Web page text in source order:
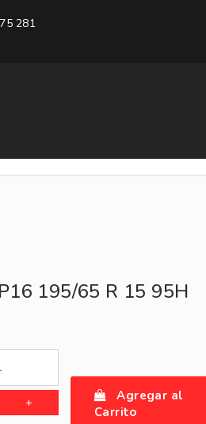
281
195/65 R 15 95H
Agregar al
Carrito